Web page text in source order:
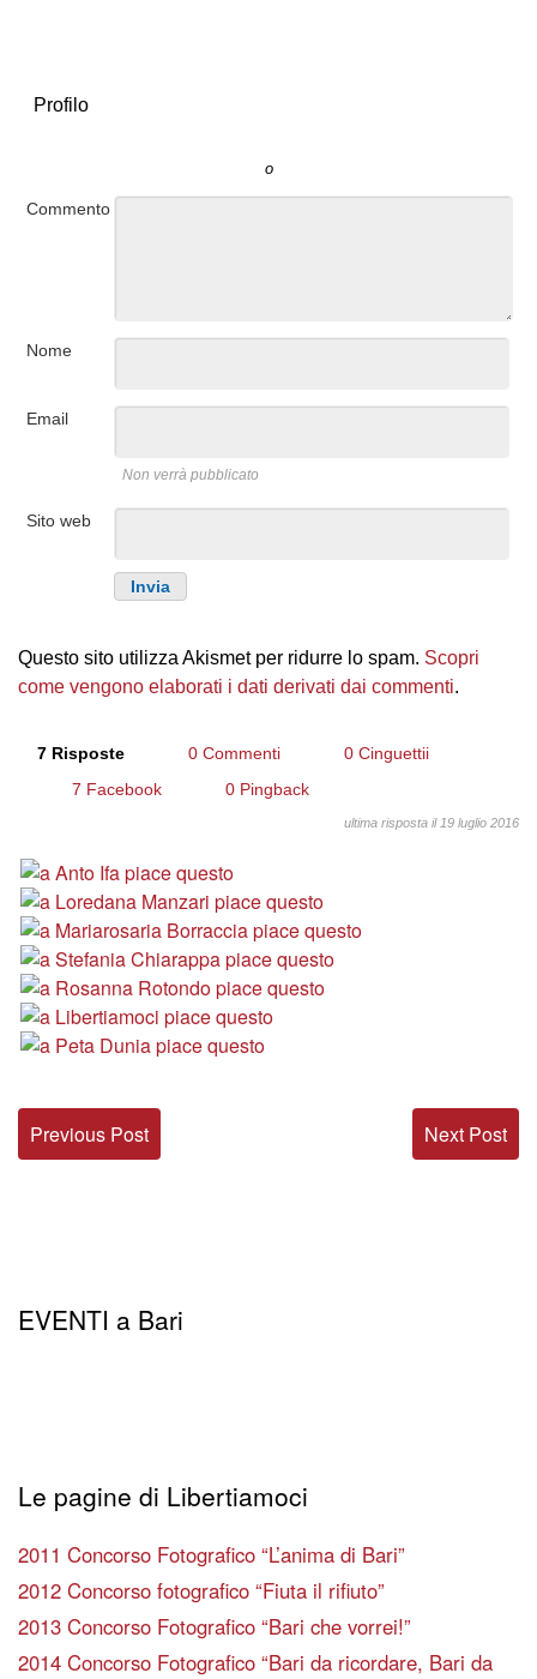
Profilo
o
Commento
Nome
Email
Non verrà pubblicato
Sito web
Questo sito utilizza Akismet per ridurre lo spam. Scopri
come vengono elaborati i dati derivati dai commenti.
7 Risposte 0 Commenti
0 Cinguettii
7 Facebook
0 Pingback
ultima risposta il 19 luglio 2016
Next Post
Previous Post
EVENTI a Bari
Le pagine di Libertiamoci
2011 Concorso Fotografico “L’anima di Bari”
2012 Concorso fotografico “Fiuta il rifiuto”
2013 Concorso Fotografico “Bari che vorrei!”
2014 Concorso Fotografico “Bari da ricordare, Bari da